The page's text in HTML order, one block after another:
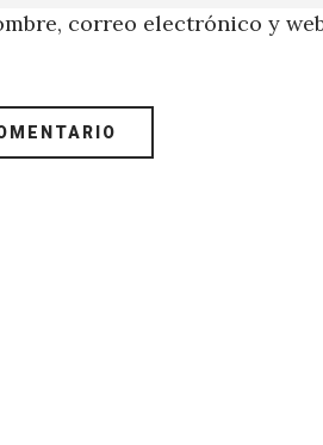
correo electrónico y